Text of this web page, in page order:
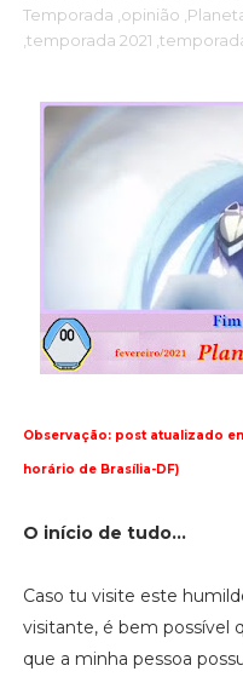
Temporada ,opinião
,temporada 2021
Observação: post atualizado
horário de Brasília-DF)
O início de tudo...
Caso tu visite este
visitante, é bem possível
que a minha pessoa